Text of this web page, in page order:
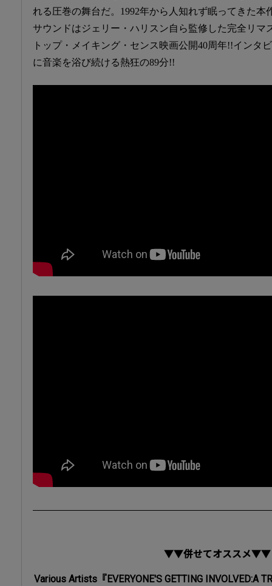
れる圧巻の舞台だ。1992年から人知れず眠ってきた本
サウンドはジェリー・ハリスン自ら監修した完全リマ
トップ・メイキング・センス映画公開40周年!!インタ
に音楽を浴び続ける熱狂の89分!!
▼▼併せてオススメ▼▼
Various Artists『EVERYONE'S GETTING INVOLVED:A